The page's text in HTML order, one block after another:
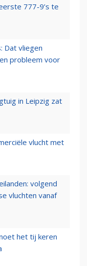
777-9’s te
Dat vliegen
probleem voor
in Leipzig zat
vlucht met
volgend
vluchten vanaf
het tij keren